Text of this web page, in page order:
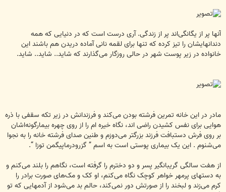
آنها پر از یگانگی‌اند پر از زندگی. آری درست است که در دنیایی که همه
دندانهایشان را تیز کرده که تنها برای لقمه نانی آماده دریدن هم باشند این
خانواده در زیر پوست شهر در حالی روزگار می‌گذارند که شاید.. شاید.. شاید.
مادر در این خانه تمرین فرشته بودن می‌کند و فرزندانش در زیر تکه سقفی با ذره
هوایی برای نفس کشیدن راضی اند، نگاه خیره ام را از روی چهره بیمارگونه‌اشان
بر روی فرش دستبافت فرزند بزرگتر می‌دوزم و طنین صدای فرشته خانه را به نجوا
می‌شنوم . این یک بیماری پوستی است به اسم ” گزرودرماپیگمن توزا “.
از هفت سالگی گریبانگیر پسر و دو دخترم را گرفته است، نگاهم را بلند می‌کنم و
به دستهای پرمهر خواهر کوچک نگاه می‌کنم، او کک و مک‌های صورت برادر را
کرم می‌زند و لبخند را از صورتش دور نمی‌کند، حالم بد می‌شود از آدمهایی که تو